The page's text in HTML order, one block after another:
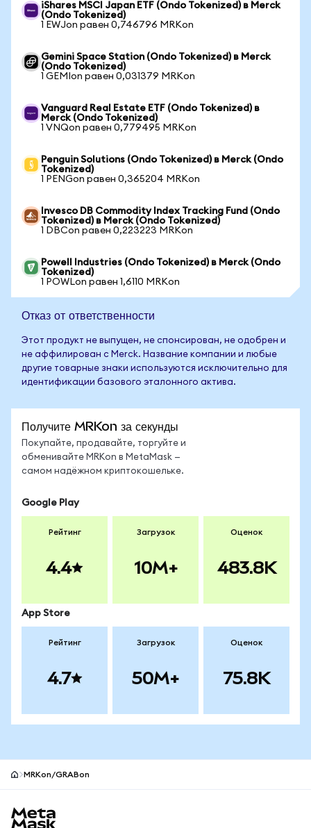
iShares MSCI Japan ETF (Ondo Tokenized) в Merck
(Ondo Tokenized)
1 EWJon равен 0,746796 MRKon
Gemini Space Station (Ondo Tokenized) в Merck
(Ondo Tokenized)
1 GEMIon равен 0,031379 MRKon
Vanguard Real Estate ETF (Ondo Tokenized) в
Merck (Ondo Tokenized)
1 VNQon равен 0,779495 MRKon
Penguin Solutions (Ondo Tokenized) в Merck (Ondo
Tokenized)
1 PENGon равен 0,365204 MRKon
Invesco DB Commodity Index Tracking Fund (Ondo
Tokenized) в Merck (Ondo Tokenized)
1 DBCon равен 0,223223 MRKon
Powell Industries (Ondo Tokenized) в Merck (Ondo
Tokenized)
1 POWLon равен 1,6110 MRKon
Отказ от ответственности
Этот продукт не выпущен, не спонсирован, не одобрен и
не аффилирован с Merck. Название компании и любые
другие товарные знаки используются исключительно для
идентификации базового эталонного актива.
Получите MRKon за секунды
Покупайте, продавайте, торгуйте и
обменивайте MRKon в MetaMask —
самом надёжном криптокошельке.
Google Play
Рейтинг
4.4
Загрузок
10M+
Оценок
483.8K
App Store
Рейтинг
4.7
Загрузок
50M+
Оценок
75.8K
MRKon/GRABon